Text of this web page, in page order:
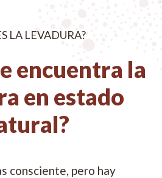
LA LEVADURA?
encuentra la
en estado
consciente, pero hay